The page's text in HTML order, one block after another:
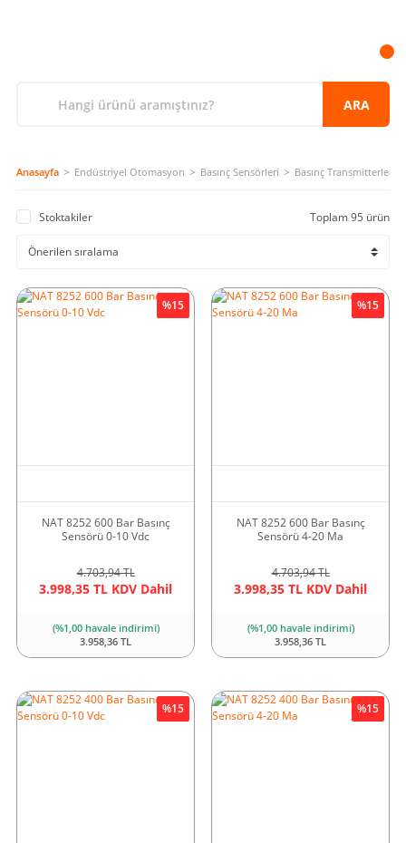
ARA
Anasayfa Endüstriyel Otomasyon Basınç Sensörleri Basınç Transmitterleri
Stoktakiler Toplam 95 ürün
NAT 8252 600 Bar Basınç
Sensörü 0-10 Vdc
4.703,94 TL
3.998,35 TL KDV Dahil
%15
(%1,00 havale indirimi)
3.958,36 TL
NAT 8252 600 Bar Basınç
Sensörü 4-20 Ma
4.703,94 TL
3.998,35 TL KDV Dahil
%15
(%1,00 havale indirimi)
3.958,36 TL
%15 %15